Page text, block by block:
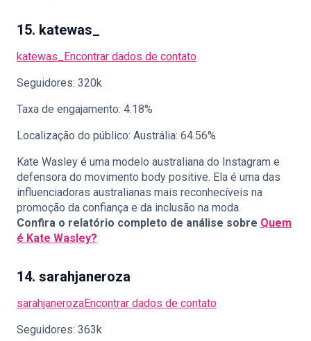
15. katewas_
katewas_ Encontrar dados de contato
Seguidores: 320k
Taxa de engajamento: 4.18%
Localização do público: Austrália: 64.56%
Kate Wasley é uma modelo australiana do Instagram e
defensora do movimento body positive. Ela é uma das
influenciadoras australianas mais reconhecíveis na
promoção da confiança e da inclusão na moda.
Confira o relatório completo de análise sobre Quem
é Kate Wasley?
14. sarahjaneroza
sarahjanerozaEncontrar dados de contato
Seguidores: 363k